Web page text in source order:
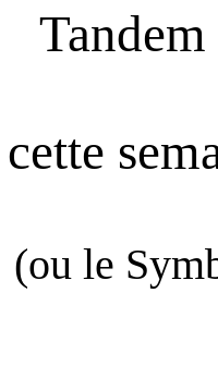
cette
(ou le